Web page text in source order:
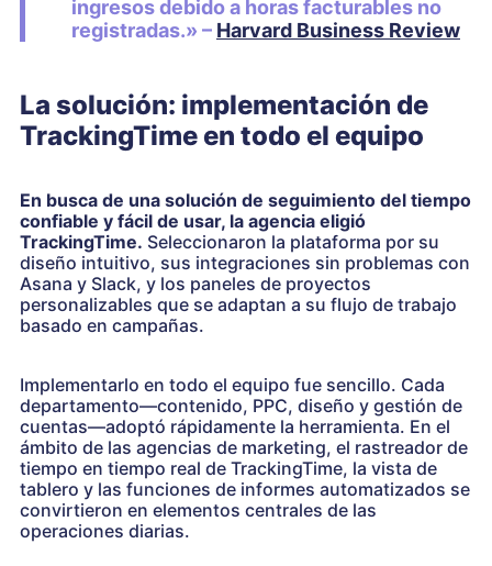
ingresos debido a horas facturables no
registradas.» – Harvard Business Review
La solución: implementación de
TrackingTime en todo el equipo
En busca de una solución de seguimiento del tiempo
confiable y fácil de usar, la agencia eligió
TrackingTime. Seleccionaron la plataforma por su
diseño intuitivo, sus integraciones sin problemas con
Asana y Slack, y los paneles de proyectos
personalizables que se adaptan a su flujo de trabajo
basado en campañas.
Implementarlo en todo el equipo fue sencillo. Cada
departamento—contenido, PPC, diseño y gestión de
cuentas—adoptó rápidamente la herramienta. En el
ámbito de las agencias de marketing, el rastreador de
tiempo en tiempo real de TrackingTime, la vista de
tablero y las funciones de informes automatizados se
convirtieron en elementos centrales de las
operaciones diarias.